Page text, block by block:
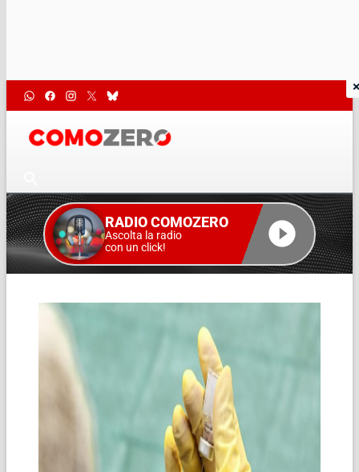
RADIO COMOZERO
Ascolta la radio
con un click!